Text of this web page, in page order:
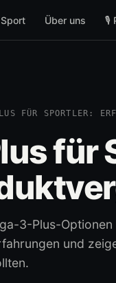
Über uns 🎙
FÜR SPORTLER:
für
3-Plus-Optionen
und